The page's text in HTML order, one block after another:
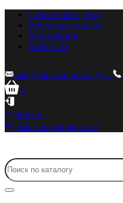
Сервисный центр
Доставка и оплата
О компании
Контакты
sale@zionstm.ru sale@...
0
Войти
Зарегистрироваться